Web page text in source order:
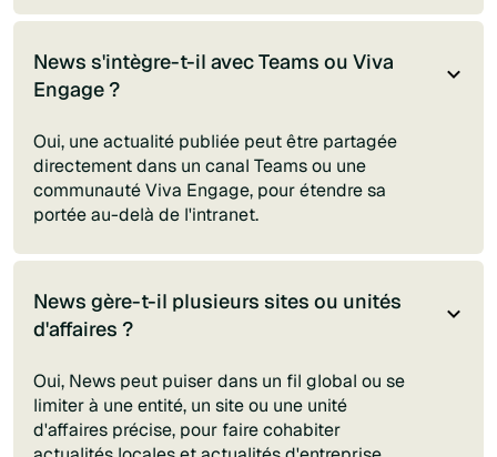
News s'intègre-t-il avec Teams ou Viva
Engage ?
Oui, une actualité publiée peut être partagée
directement dans un canal Teams ou une
communauté Viva Engage, pour étendre sa
portée au-delà de l'intranet.
News gère-t-il plusieurs sites ou unités
d'affaires ?
Oui, News peut puiser dans un fil global ou se
limiter à une entité, un site ou une unité
d'affaires précise, pour faire cohabiter